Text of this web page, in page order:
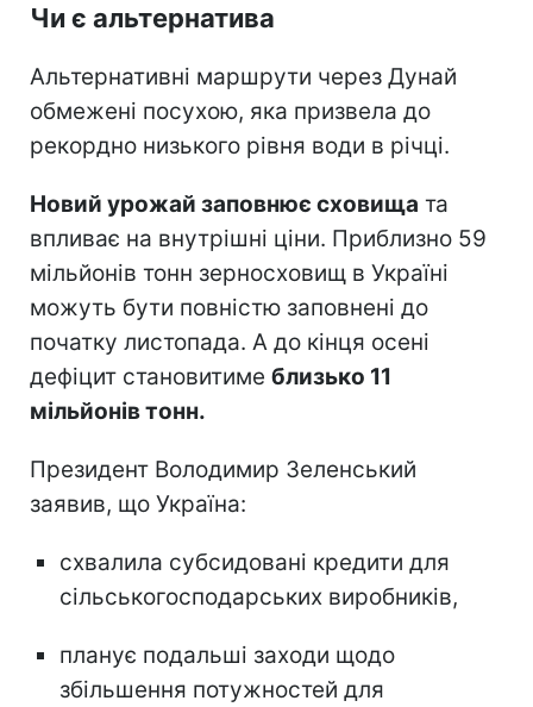
Чи є альтернатива
Альтернативні маршрути через Дунай
обмежені посухою, яка призвела до
рекордно низького рівня води в річці.
Новий урожай заповнює сховища та
впливає на внутрішні ціни. Приблизно 59
мільйонів тонн зерносховищ в Україні
можуть бути повністю заповнені до
початку листопада. А до кінця осені
дефіцит становитиме близько 11
мільйонів тонн.
Президент Володимир Зеленський
заявив, що Україна:
схвалила субсидовані кредити для
сільськогосподарських виробників,
планує подальші заходи щодо
збільшення потужностей для